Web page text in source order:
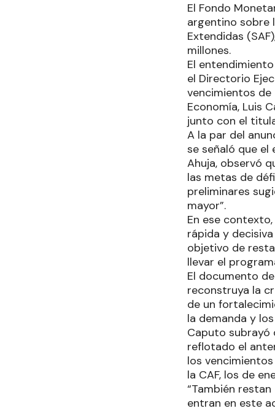
El Fondo
argentino sobre
Extendidas
millones.
El
el Directorio
vencimientos
Economía, Luis
junto con el
A la par del
se señaló que el
Ahuja, observó
las metas de
preliminares
mayor”.
En ese
rápida y
objetivo de
llevar el
El documento
reconstruya la
de un
la demanda y
Caputo subrayó
reflotado el
los
la CAF, los de
“También
entran en este